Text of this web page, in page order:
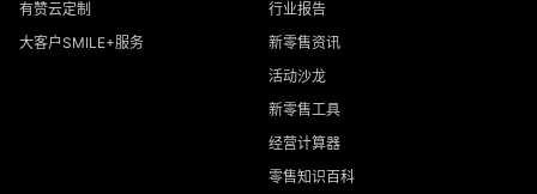
有赞云定制
大客户SMILE+服务
行业报告
新零售资讯
活动沙龙
新零售工具
经营计算器
零售知识百科